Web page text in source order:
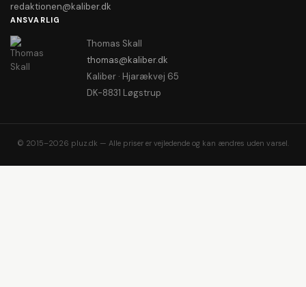
redaktionen@kaliber.dk
ANSVARLIG
Thomas Skall
thomas@kaliber.dk
Kaliber · Hjarækvej 65
DK-8831 Løgstrup
© 2015–2026 pluz.dk — Alle priser er vejledende og kan ændres uden varsel.